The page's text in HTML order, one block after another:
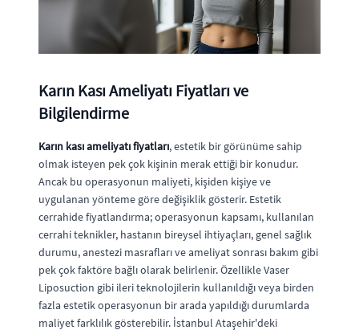
Karın Kası Ameliyatı Fiyatları ve
Bilgilendirme
Karın kası ameliyatı fiyatları, estetik bir görünüme sahip
olmak isteyen pek çok kişinin merak ettiği bir konudur.
Ancak bu operasyonun maliyeti, kişiden kişiye ve
uygulanan yönteme göre değişiklik gösterir. Estetik
cerrahide fiyatlandırma; operasyonun kapsamı, kullanılan
cerrahi teknikler, hastanın bireysel ihtiyaçları, genel sağlık
durumu, anestezi masrafları ve ameliyat sonrası bakım gibi
pek çok faktöre bağlı olarak belirlenir. Özellikle Vaser
Liposuction gibi ileri teknolojilerin kullanıldığı veya birden
fazla estetik operasyonun bir arada yapıldığı durumlarda
maliyet farklılık gösterebilir. İstanbul Ataşehir'deki